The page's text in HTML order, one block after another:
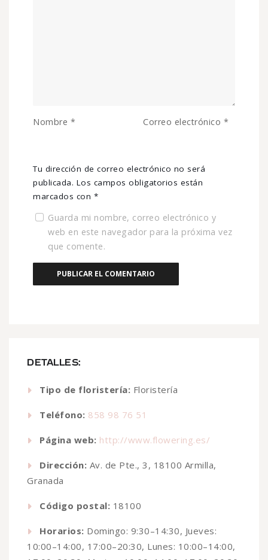
DETALLES:
Tipo de floristería: Floristería
Teléfono: 858 98 76 51
Página web: http://www.flowering.es/
Dirección: Av. de Pte., 3, 18100 Armilla,
Granada
Código postal: 18100
Horarios: Domingo: 9:30–14:30, Jueves:
10:00–14:00, 17:00–20:30, Lunes: 10:00–14:00,
Tu dirección de correo electrónico no será
publicada. Los campos obligatorios están
marcados con *
Nombre * Correo electrónico *
Guarda mi nombre, correo electrónico y
web en este navegador para la próxima vez
que comente.